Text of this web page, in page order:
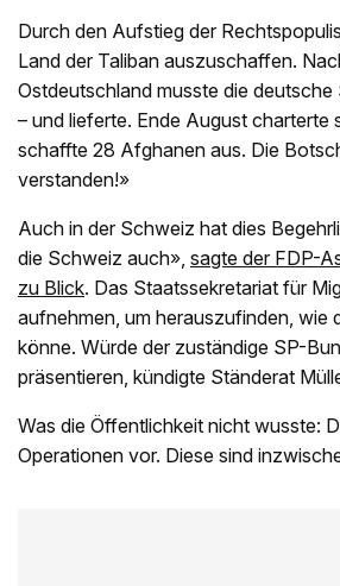
Durch den Aufstieg der
Land der Taliban auszuschaffen.
Ostdeutschland musste die
– und lieferte. Ende August
schaffte 28 Afghanen aus. Die
verstanden!»
Auch in der Schweiz hat dies
die Schweiz auch», sagte der FDP-
zu Blick. Das Staatssekretariat für
aufnehmen, um herauszufinden,
könne. Würde der zuständige SP-
präsentieren, kündigte Ständerat
Was die Öffentlichkeit nicht wusste:
Operationen vor. Diese sind